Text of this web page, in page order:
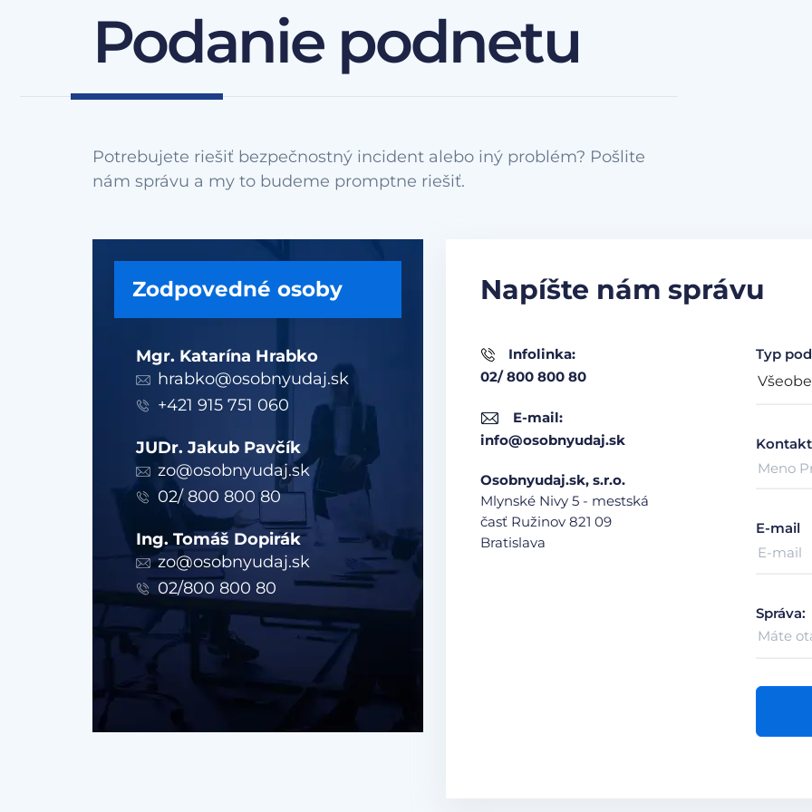
Podanie podnetu
Potrebujete riešiť bezpečnostný incident alebo iný problém? Pošlite
Zodpovedné osoby
Mgr. Katarína Hrabko
hrabko@osobnyudaj.sk
+421 915 751 060
JUDr. Jakub Pavčík
zo@osobnyudaj.sk
02/ 800 800 80
Ing. Tomáš Dopirák
zo@osobnyudaj.sk
02/800 800 80
Napíšte nám správu
Infolinka:
02/ 800 800 80
E-mail:
info@osobnyudaj.sk
Osobnyudaj.sk, s.r.o.
Mlynské Nivy 5 - mestská
časť Ružinov 821 09
Bratislava
Typ
E-mail
Správa: